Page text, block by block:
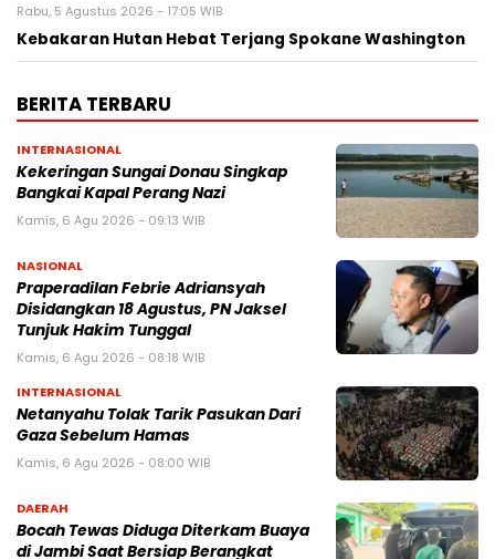
Rabu, 5 Agustus 2026 - 17:05 WIB
Kebakaran Hutan Hebat Terjang Spokane Washington
BERITA TERBARU
INTERNASIONAL
Kekeringan Sungai Donau Singkap
Bangkai Kapal Perang Nazi
Kamis, 6 Agu 2026 - 09:13 WIB
NASIONAL
Praperadilan Febrie Adriansyah
Disidangkan 18 Agustus, PN Jaksel
Tunjuk Hakim Tunggal
Kamis, 6 Agu 2026 - 08:18 WIB
INTERNASIONAL
Netanyahu Tolak Tarik Pasukan Dari
Gaza Sebelum Hamas
Kamis, 6 Agu 2026 - 08:00 WIB
DAERAH
Bocah Tewas Diduga Diterkam Buaya
di Jambi Saat Bersiap Berangkat